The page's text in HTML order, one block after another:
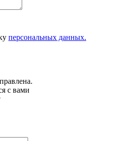
персональных данных.
с вами